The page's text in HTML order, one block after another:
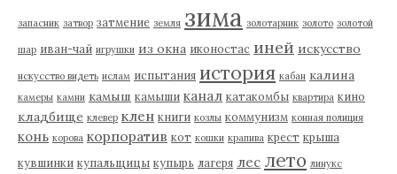
запасник затвор затмение земля зима золотарник золото золотой
шар иван-чай игрушки из окна иконостас иней искусство
искусство видеть ислам испытания история кабан калина
камеры камни камыш камыши канал катакомбы квартира кино
кладбище клевер клен книги козлы коммунизм конная полиция
конь корова корпоратив кот кошки крапива крест крыша
кувшинки купальщицы купырь лагеря лес лето линукс